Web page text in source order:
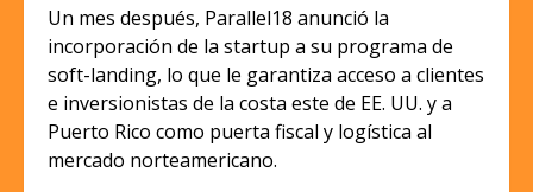
Un mes después, Parallel18 anunció la
incorporación de la startup a su programa de
soft-landing, lo que le garantiza acceso a clientes
e inversionistas de la costa este de EE. UU. y a
Puerto Rico como puerta fiscal y logística al
mercado norteamericano.